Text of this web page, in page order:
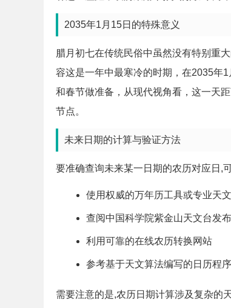
2035年1月15日的特殊意义
腊月初七在传统民俗中虽然没有特别重
容这是一年中最寒冷的时期，在2035年
和春节做准备，从现代视角看，这一天
节点。
未来日期的计算与验证方法
要准确查询未来某一日期的农历对应日,
使用权威的万年历工具或专业天
查阅中国科学院紫金山天文台发
利用可靠的在线农历转换网站
参考基于天文算法编写的日历程序
需要注意的是,农历日期计算涉及复杂的